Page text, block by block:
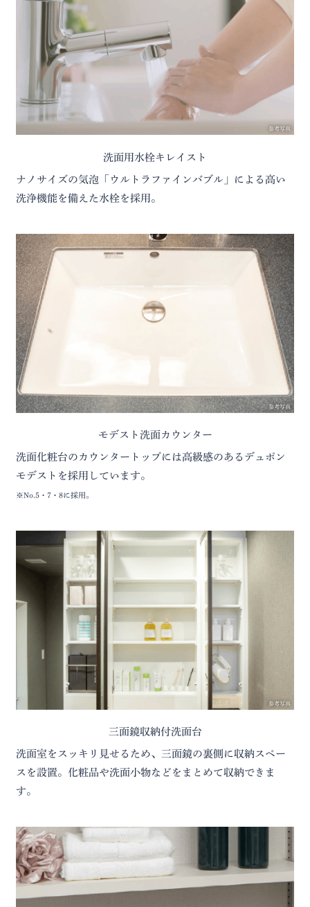
参考写真
洗面用水栓キレイスト
ナノサイズの気泡「ウルトラファインバブル」による高い
洗浄機能を備えた水栓を採用。
参考写真
モデスト洗面カウンター
洗面化粧台のカウンタートップには高級感のあるデュポン
モデストを採用しています。
※No.5・7・8に採用。
参考写真
三面鏡収納付洗面台
洗面室をスッキリ見せるため、三面鏡の裏側に収納スペー
スを設置。化粧品や洗面小物などをまとめて収納できま
す。